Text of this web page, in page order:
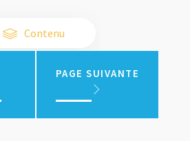
Contenu
PAGE SUIVANTE